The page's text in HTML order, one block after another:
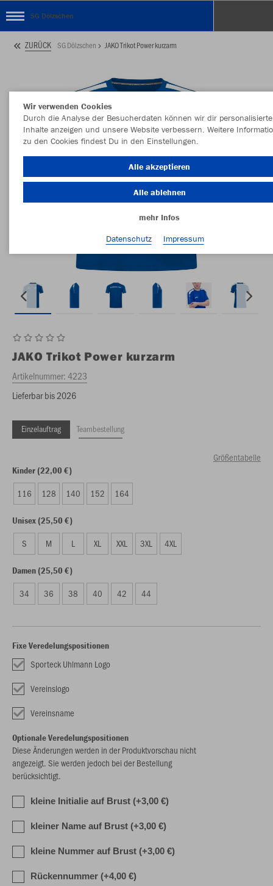
SG Dölzschen
ZURÜCK SG Dölzschen JAKO Trikot Power kurzarm
JAKO Trikot Power kurzarm
Artikelnummer:4223
Lieferbar bis 2026
Einzelauftrag Teambestellung
Größentabelle
Kinder (22,00 €)
116 128 140 152 164
Unisex (25,50 €)
S M L XL XXL 3XL 4XL
Damen (25,50 €)
34 36 38 40 42 44
Fixe Veredelungspositionen
Sporteck Uhlmann Logo
Vereinslogo
Vereinsname
Optionale Veredelungspositionen
Diese Änderungen werden in der Produktvorschau nicht
angezeigt. Sie werden jedoch bei der Bestellung
berücksichtigt.
kleine Initialie auf Brust (+3,00 €)
kleiner Name auf Brust (+3,00 €)
kleine Nummer auf Brust (+3,00 €)
Rückennummer (+4,00 €)
Wir verwenden Cookies
Durch die Analyse der Besucherdaten können wir dir personalisierte
Inhalte anzeigen und unsere Website verbessern. Weitere
zu den Cookies findest Du in den Einstellungen.
Alle akzeptieren
Alle ablehnen
mehr Infos
Datenschutz
Impressum